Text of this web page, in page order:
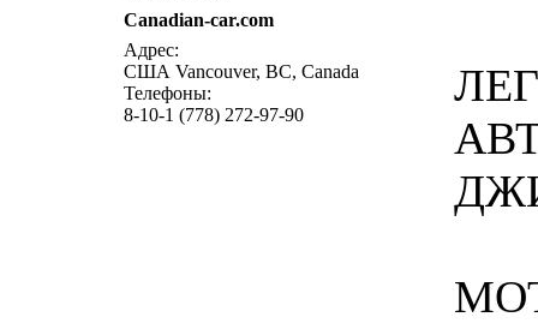
Canadian-car.com
Адрес:
США Vancouver, BC, Canada
Телефоны:
8-10-1 (778) 272-97-90